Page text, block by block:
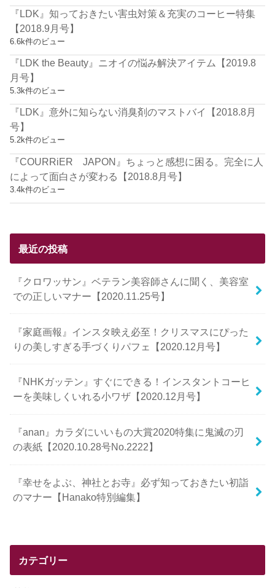
『LDK』知っておきたい害虫対策＆充実のコーヒー特集
【2018.9月号】
6.6k件のビュー
『LDK the Beauty』ニオイの悩み解決アイテム【2019.8
月号】
5.3k件のビュー
『LDK』意外に知らない消臭剤のマストバイ【2018.8月
号】
5.2k件のビュー
『COURRiER JAPON』ちょっと感想に困る。完全に人
によって面白さが変わる【2018.8月号】
3.4k件のビュー
最近の投稿
『クロワッサン』ベテラン美容師さんに聞く、美容室
での正しいマナー【2020.11.25号】
『家庭画報』インスタ映え必至！クリスマスにぴった
りの美しすぎる手づくりパフェ【2020.12月号】
『NHKガッテン』すぐにできる！インスタントコーヒ
ーを美味しくいれる小ワザ【2020.12月号】
『anan』カラダにいいもの大賞2020特集に鬼滅の刃
の表紙【2020.10.28号No.2222】
『幸せをよぶ、神社とお寺』必ず知っておきたい初詣
のマナー【Hanako特別編集】
カテゴリー